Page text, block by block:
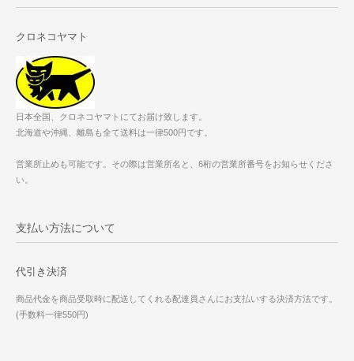
クロネコヤマト
日本全国、クロネコヤマトにてお届け致します。
北海道や沖縄、離島も全て送料は一律500円です。
営業所止めも可能です。その際は営業所名と、6桁の営業所番号をお知らせくださ
い。
支払い方法について
代引き決済
商品代金を商品受取時に配送してくれる配達員さんにお支払いする決済方法です。
(手数料一律550円)